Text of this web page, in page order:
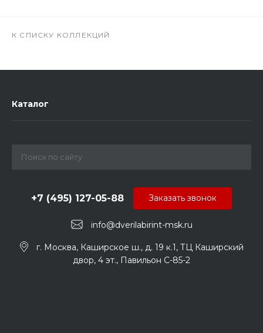
К СПИСКУ КОЛЛЕКЦИЙ
Каталог
+7 (495) 127-05-88‬
info@dverilabirint-msk.ru
Заказать звонок
г. Москва, Каширское ш., д. 19 к.1, ТЦ Каширский
двор, 4 эт., Павильон C-85-2